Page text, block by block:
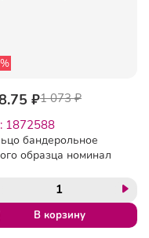
₽1 073 ₽
1872588
бандерольное
образца номинал